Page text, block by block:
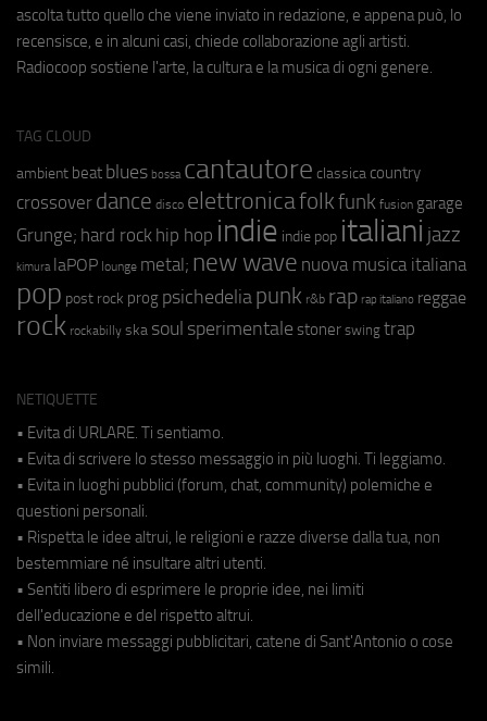
ascolta tutto quello che viene inviato in redazione, e appena può, lo
recensisce, e in alcuni casi, chiede collaborazione agli artisti.
Radiocoop sostiene l'arte, la cultura e la musica di ogni genere.
TAG CLOUD
ambient beat blues bossa cantautore classica country
crossover dance disco elettronicafolkfunk fusion garage
Grunge; hard rock hip hop indie indie pop italiani jazz
kimura laPOP lounge metal; new wave nuova musica italiana
pop post rock prog psichedeliapunk r&b rap rap italiano reggae
rock rockabilly ska soul sperimentale stoner swing trap
NETIQUETTE
• Evita di URLARE. Ti sentiamo.
• Evita di scrivere lo stesso messaggio in più luoghi. Ti leggiamo.
• Evita in luoghi pubblici (forum, chat, community) polemiche e
questioni personali.
• Rispetta le idee altrui, le religioni e razze diverse dalla tua, non
bestemmiare né insultare altri utenti.
• Sentiti libero di esprimere le proprie idee, nei limiti
dell'educazione e del rispetto altrui.
• Non inviare messaggi pubblicitari, catene di Sant'Antonio o cose
simili.